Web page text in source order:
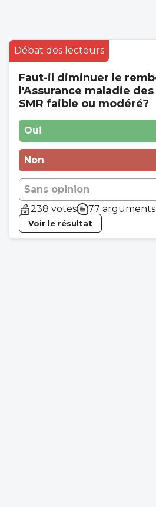
Débat des lecteurs
Faut-il diminuer le
l'Assurance maladie
SMR faible ou modéré?
Oui
Non
Sans opinion
238 votes
77 arguments
Voir le résultat